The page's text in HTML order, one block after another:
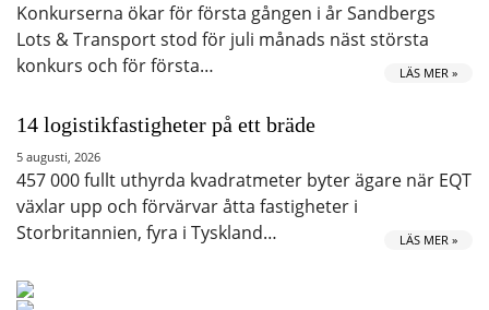
Konkurserna ökar för första gången i år Sandbergs
Lots & Transport stod för juli månads näst största
konkurs och för första…
LÄS MER »
14 logistikfastigheter på ett bräde
5 augusti, 2026
457 000 fullt uthyrda kvadratmeter byter ägare när EQT
växlar upp och förvärvar åtta fastigheter i
Storbritannien, fyra i Tyskland…
LÄS MER »